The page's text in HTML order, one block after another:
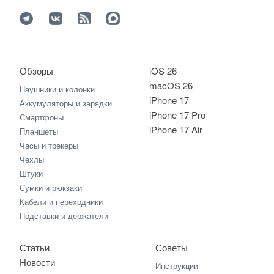
iOS 26
macOS 26
iPhone 17
iPhone 17 Pro
iPhone 17 Air
Обзоры
Наушники и колонки
Аккумуляторы и зарядки
Смартфоны
Планшеты
Часы и трекеры
Чехлы
Штуки
Сумки и рюкзаки
Кабели и переходники
Подставки и держатели
Статьи
Новости
Советы
Инструкции